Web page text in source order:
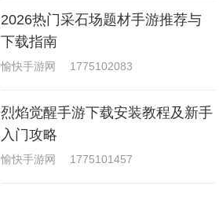
2026热门采石场题材手游推荐与
下载指南
愉快手游网 1775102083
烈焰觉醒手游下载安装教程及新手
入门攻略
愉快手游网 1775101457